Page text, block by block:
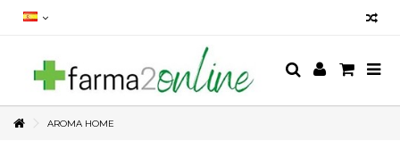
AROMA HOME